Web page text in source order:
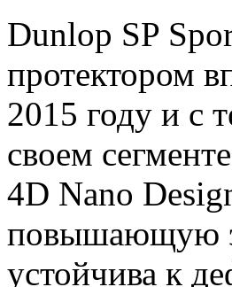
Dunlop SP
протектором
2015 году и с
своем
4D Nano
повышающую
устойчива к